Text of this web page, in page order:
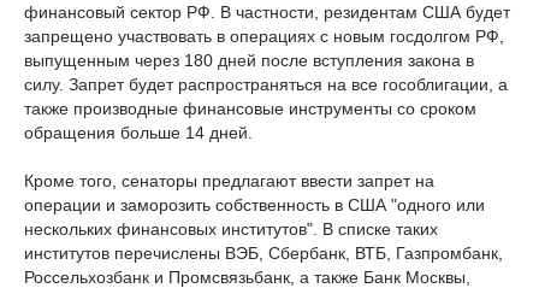
финансовый сектор РФ. В частности, резидентам США будет
запрещено участвовать в операциях с новым госдолгом РФ,
выпущенным через 180 дней после вступления закона в
силу. Запрет будет распространяться на все гособлигации, а
также производные финансовые инструменты со сроком
обращения больше 14 дней.
Кроме того, сенаторы предлагают ввести запрет на
операции и заморозить собственность в США "одного или
нескольких финансовых институтов". В списке таких
институтов перечислены ВЭБ, Сбербанк, ВТБ, Газпромбанк,
Россельхозбанк и Промсвязьбанк, а также Банк Москвы,